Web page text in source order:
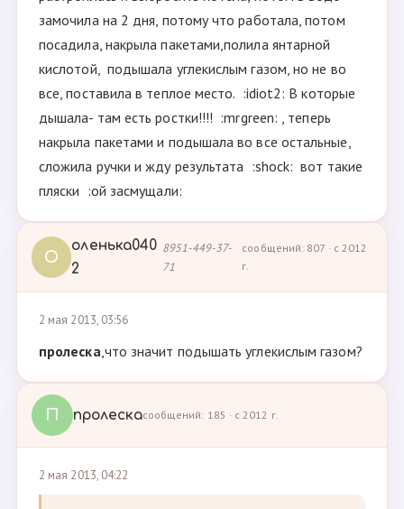
замочила на 2 дня, потому что работала, потом
посадила, накрыла пакетами,полила янтарной
кислотой, подышала углекислым газом, но не во
все, поставила в теплое место. :idiot2: В которые
дышала- там есть ростки!!!! :mrgreen: , теперь
накрыла пакетами и подышала во все остальные,
сложила ручки и жду результата :shock: вот такие
пляски :ой засмущали:
О
оленька040
2
8951-449-37-
71
сообщений: 807 · с 2012
г.
2 мая 2013, 03:56
пролеска,что значит подышать углекислым газом?
П пролескасообщений: 185 · с 2012 г.
2 мая 2013, 04:22